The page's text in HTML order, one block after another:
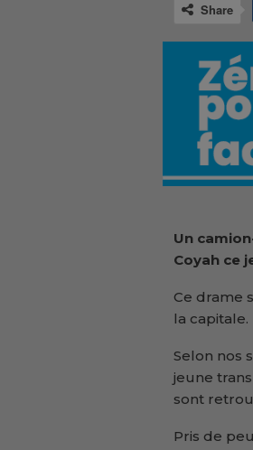
Share
Un
Coyah ce
Ce drame
la capitale.
Selon nos
jeune
sont
Pris de